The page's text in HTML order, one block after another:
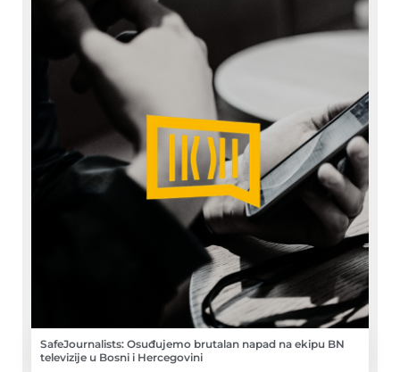
SafeJournalists: Osuđujemo brutalan napad na ekipu BN
televizije u Bosni i Hercegovini